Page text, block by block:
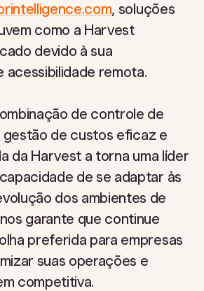
, soluções
como a Harvest
devido à sua
acessibilidade remota.
de controle de
de custos eficaz e
da Harvest a torna uma líder
de se adaptar às
dos ambientes de
garante que continue
preferida para empresas
suas operações e
competitiva.